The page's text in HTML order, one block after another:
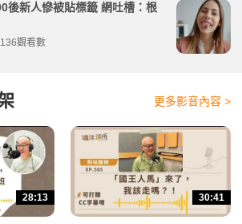
後新人慘被貼標籤 網吐槽：根
觀看數
更多影音內容 >
28:13 30:41